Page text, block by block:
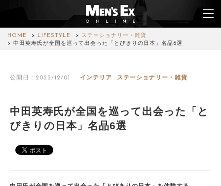
HOME LIFESTYLE
ステーショナリー・雑貨
中田英寿氏が全国を巡って出会った「とびきりの日本」名品6選
公開日：2022/12/01 インテリア ステーショナリー・雑貨
中田英寿氏が全国を巡って出会った「と
びきりの日本」名品6選
WATCH
CAR&BIKE
LIFESTYLE